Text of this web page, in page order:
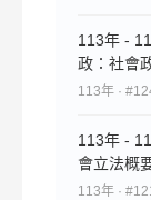
113年 -
政：社會
113年 ·
113年 -
會立法概
113年 ·